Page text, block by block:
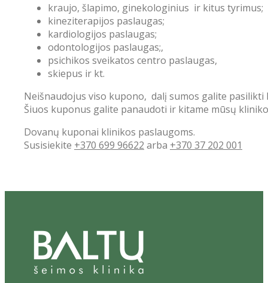
kraujo, šlapimo, ginekologinius ir kitus tyrimus;
kineziterapijos paslaugas;
kardiologijos paslaugas;
odontologijos paslaugas;,
psichikos sveikatos centro paslaugas,
skiepus ir kt.
Neišnaudojus viso kupono, dalį sumos galite pasilikti
Šiuos kuponus galite panaudoti ir kitame mūsų
Dovanų kuponai klinikos paslaugoms.
Susisiekite +370 699 96622 arba +370 37 202 001